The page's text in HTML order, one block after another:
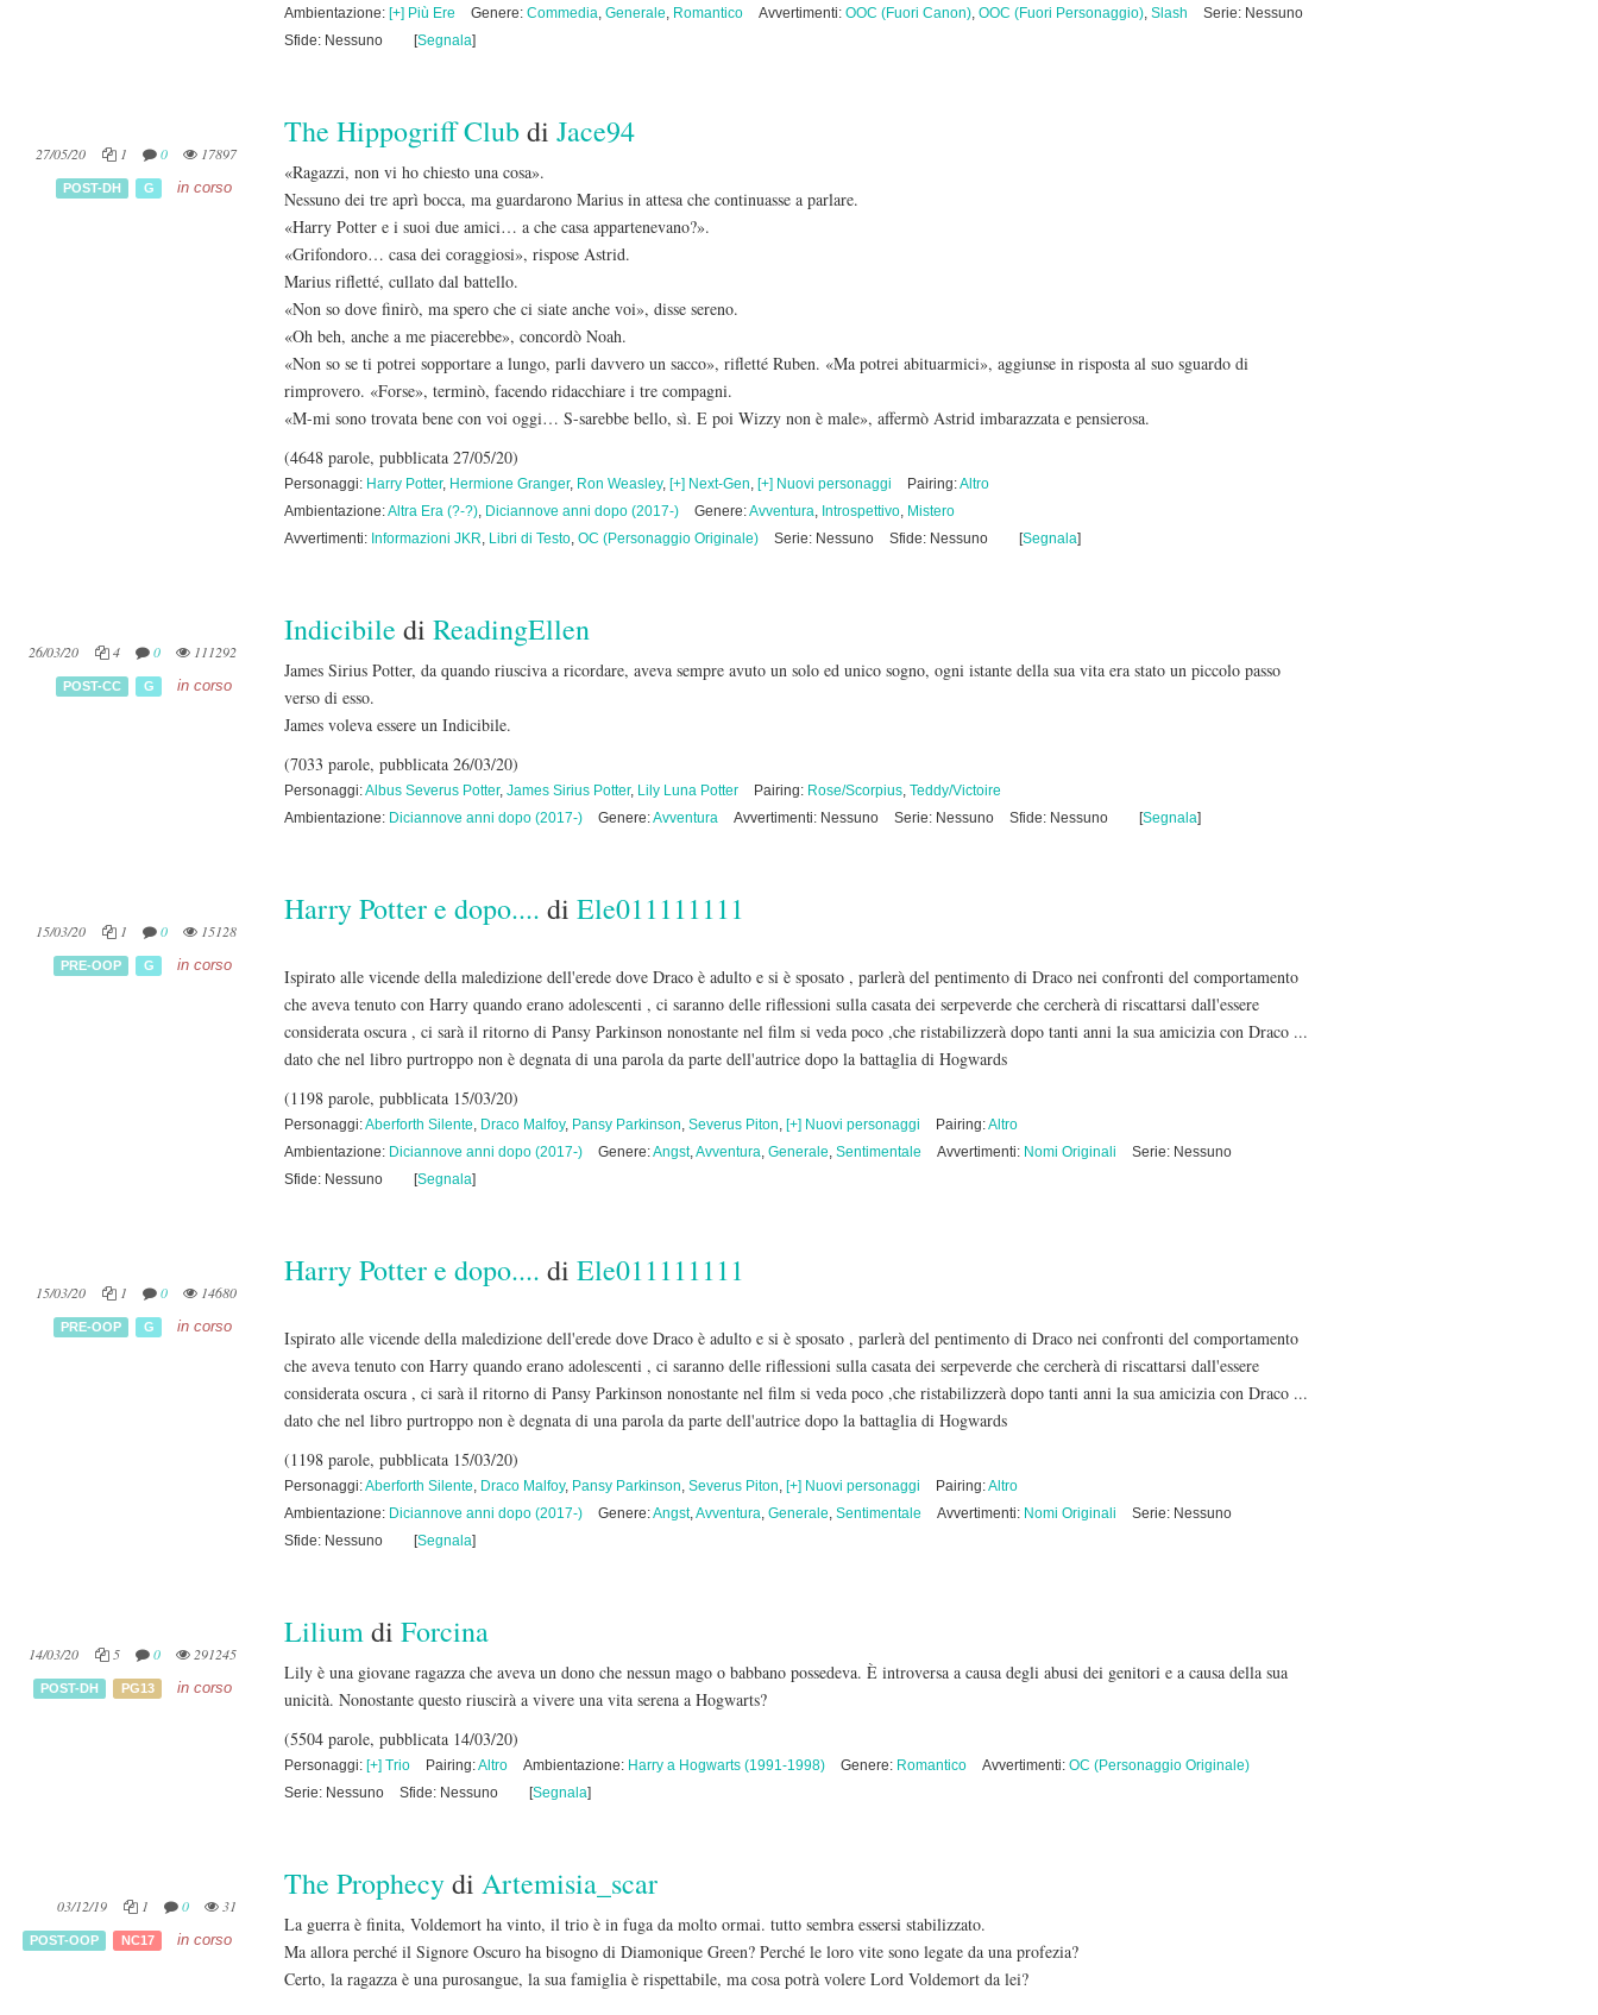
Ambientazione: [+] Più Ere Genere: Commedia, Generale, Romantico Avvertimenti: OOC (Fuori Canon), OOC (Fuori Personaggio), Slash
Serie: Nessuno
Sfide: Nessuno
[Segnala]
27/05/20 1 0 17897
POST-DH G in corso
The Hippogriff Clubdi Jace94
«Ragazzi, non vi ho chiesto una cosa».
Nessuno dei tre aprì bocca, ma guardarono Marius in attesa che continuasse a parlare.
«Harry Potter e i suoi due amici… a che casa appartenevano?».
«Grifondoro… casa dei coraggiosi», rispose Astrid.
Marius rifletté, cullato dal battello.
«Non so dove finirò, ma spero che ci siate anche voi», disse sereno.
«Oh beh, anche a me piacerebbe», concordò Noah.
«Non so se ti potrei sopportare a lungo, parli davvero un sacco», rifletté Ruben. «Ma potrei abituarmici», aggiunse in risposta al suo sguardo di
rimprovero. «Forse», terminò, facendo ridacchiare i tre compagni.
«M-mi sono trovata bene con voi oggi… S-sarebbe bello, sì. E poi Wizzy non è male», affermò Astrid imbarazzata e pensierosa.
(4648 parole, pubblicata 27/05/20)
Personaggi: Harry Potter, Hermione Granger, Ron Weasley, [+] Next-Gen, [+] Nuovi personaggi Pairing:Altro
Ambientazione:Altra Era (?-?), Diciannove anni dopo (2017-) Genere:Avventura, Introspettivo, Mistero
Avvertimenti: Informazioni JKR, Libri di Testo, OC (Personaggio Originale) Serie: Nessuno Sfide: Nessuno [Segnala]
26/03/20 4 0 111292
POST-CC G in corso
Indicibile di ReadingEllen
James Sirius Potter, da quando riusciva a ricordare, aveva sempre avuto un solo ed unico sogno, ogni istante della sua vita era stato un piccolo passo
verso di esso.
James voleva essere un Indicibile.
(7033 parole, pubblicata 26/03/20)
Personaggi:Albus Severus Potter, James Sirius Potter, Lily Luna Potter Pairing: Rose/Scorpius, Teddy/Victoire
Ambientazione: Diciannove anni dopo (2017-) Genere:Avventura Avvertimenti: Nessuno Serie: Nessuno Sfide: Nessuno [Segnala]
15/03/20 1 0 15128
PRE-OOP G in corso
Harry Potter e dopo.... di Ele011111111
Ispirato alle vicende della maledizione dell'erede dove Draco è adulto e si è sposato , parlerà del pentimento di Draco nei confronti del comportamento
che aveva tenuto con Harry quando erano adolescenti , ci saranno delle riflessioni sulla casata dei serpeverde che cercherà di riscattarsi dall'essere
considerata oscura , ci sarà il ritorno di Pansy Parkinson nonostante nel film si veda poco ,che ristabilizzerà dopo tanti anni la sua amicizia con Draco ...
dato che nel libro purtroppo non è degnata di una parola da parte dell'autrice dopo la battaglia di Hogwards
(1198 parole, pubblicata 15/03/20)
Personaggi:Aberforth Silente, Draco Malfoy, Pansy Parkinson, Severus Piton, [+] Nuovi personaggi Pairing:Altro
Ambientazione: Diciannove anni dopo (2017-) Genere:Angst,Avventura, Generale, Sentimentale Avvertimenti: Nomi Originali
Serie: Nessuno
Sfide: Nessuno
[Segnala]
15/03/20 1 0 14680
PRE-OOP G in corso
Harry Potter e dopo.... di Ele011111111
Ispirato alle vicende della maledizione dell'erede dove Draco è adulto e si è sposato , parlerà del pentimento di Draco nei confronti del comportamento
che aveva tenuto con Harry quando erano adolescenti , ci saranno delle riflessioni sulla casata dei serpeverde che cercherà di riscattarsi dall'essere
considerata oscura , ci sarà il ritorno di Pansy Parkinson nonostante nel film si veda poco ,che ristabilizzerà dopo tanti anni la sua amicizia con Draco ...
dato che nel libro purtroppo non è degnata di una parola da parte dell'autrice dopo la battaglia di Hogwards
(1198 parole, pubblicata 15/03/20)
Personaggi:Aberforth Silente, Draco Malfoy, Pansy Parkinson, Severus Piton, [+] Nuovi personaggi Pairing:Altro
Ambientazione: Diciannove anni dopo (2017-) Genere:Angst,Avventura, Generale, Sentimentale Avvertimenti: Nomi Originali
Serie: Nessuno
Sfide: Nessuno
[Segnala]
14/03/20 5 0 291245
POST-DH PG13 in corso
Liliumdi Forcina
Lily è una giovane ragazza che aveva un dono che nessun mago o babbano possedeva. È introversa a causa degli abusi dei genitori e a causa della sua
unicità. Nonostante questo riuscirà a vivere una vita serena a Hogwarts?
(5504 parole, pubblicata 14/03/20)
Personaggi: [+] Trio Pairing:Altro Ambientazione: Harry a Hogwarts (1991-1998) Genere: Romantico Avvertimenti: OC (Personaggio Originale)
Serie: Nessuno
Sfide: Nessuno [Segnala]
03/12/19 1 0 31
POST-OOP NC17 in corso
The Prophecydi Artemisia_scar
La guerra è finita, Voldemort ha vinto, il trio è in fuga da molto ormai. tutto sembra essersi stabilizzato.
Ma allora perché il Signore Oscuro ha bisogno di Diamonique Green? Perché le loro vite sono legate da una profezia?
Certo, la ragazza è una purosangue, la sua famiglia è rispettabile, ma cosa potrà volere Lord Voldemort da lei?